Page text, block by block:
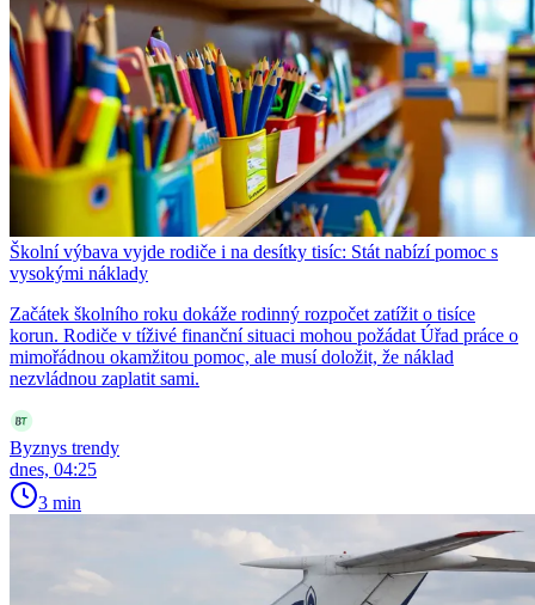
Školní výbava vyjde rodiče i na desítky tisíc: Stát nabízí pomoc s
vysokými náklady
Začátek školního roku dokáže rodinný rozpočet zatížit o tisíce
korun. Rodiče v tíživé finanční situaci mohou požádat Úřad práce o
mimořádnou okamžitou pomoc, ale musí doložit, že náklad
nezvládnou zaplatit sami.
Byznys trendy
dnes, 04:25
3 min